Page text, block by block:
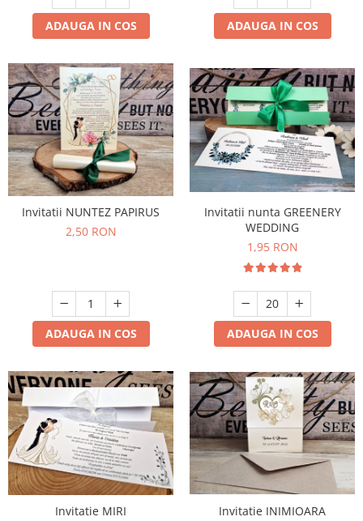
ADAUGA IN COS ADAUGA IN COS
Invitatii NUNTEZ PAPIRUS
2,50 RON
ADAUGA IN COS
Invitatii nunta GREENERY
WEDDING
1,95 RON
ADAUGA IN COS
Invitatie MIRI
Invitatie INIMIOARA